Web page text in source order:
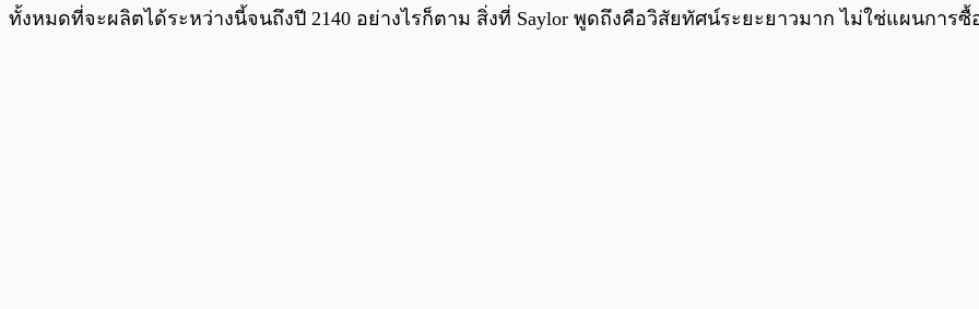
ทั้งหมดที่จะผลิตได้ระหว่างนี้จนถึงปี 2140 อย่างไรก็ตาม สิ่งที่ Saylor พูดถึงคือวิสัยทัศน์ระยะยาวมาก ไม่ใช่แผนการ